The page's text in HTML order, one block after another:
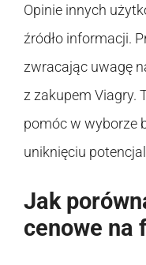
Opinie innych
źródło informacji.
zwracając uwagę
z zakupem Viagry.
pomóc w wyborze
uniknięciu
Jak
cenowe na